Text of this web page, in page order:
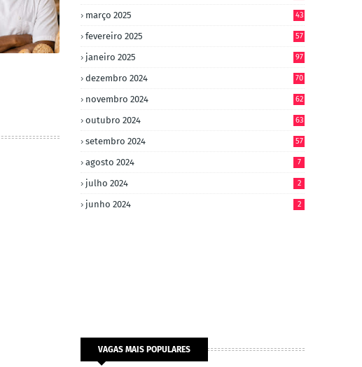
março 2025 43
fevereiro 2025 57
janeiro 2025 97
dezembro 2024 70
novembro 2024 62
outubro 2024 63
setembro 2024 57
agosto 2024 7
julho 2024 2
junho 2024 2
VAGAS MAIS POPULARES